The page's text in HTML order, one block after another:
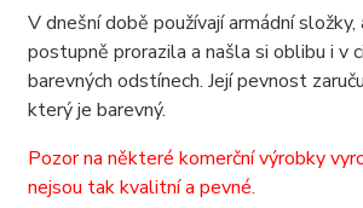
V dnešní době používají armádní
postupně prorazila a našla si oblibu i
barevných odstínech. Její pevnost
který je barevný.
Pozor na některé komerční výrobky
nejsou tak kvalitní a pevné.